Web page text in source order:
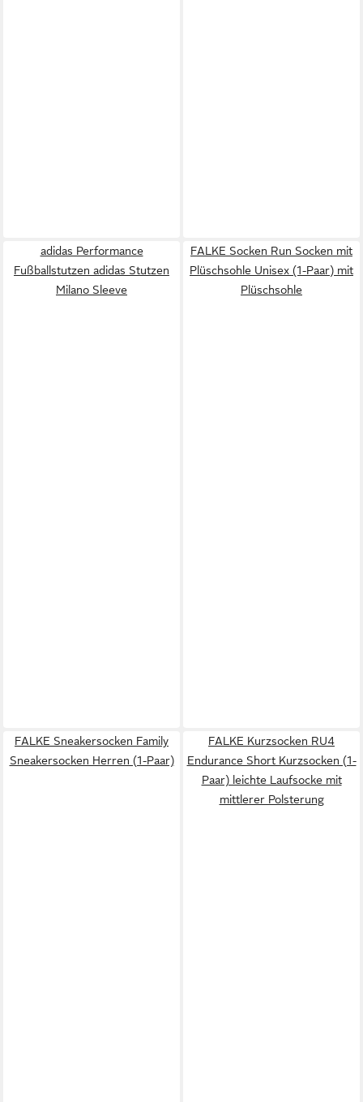
adidas Performance
Fußballstutzen adidas Stutzen
Milano Sleeve
FALKE Socken Run Socken mit
Plüschsohle Unisex (1-Paar) mit
Plüschsohle
FALKE Sneakersocken Family
Sneakersocken Herren (1-Paar)
FALKE Kurzsocken RU4
Endurance Short Kurzsocken (1-
Paar) leichte Laufsocke mit
mittlerer Polsterung